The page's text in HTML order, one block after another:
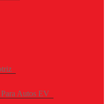
Autos EV